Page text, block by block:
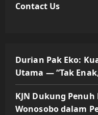
Contact Us
Durian Pak Eko:
Utama — “Tak
KJN Dukung
Wonosobo dalam